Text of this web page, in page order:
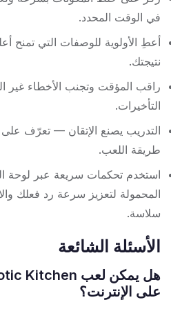
في الوقت المحدد.
أعطِ الأولوية للوصفات التي تمنح
نتيجتك.
راقب المؤقت وتجنب الأخطاء غير
التأخيرات.
التدريب يصنع الإتقان — تعرّف
طريقة اللعب.
استخدم تحكمات سريعة عبر لوحة
المحمولة لتعزيز سرعة رد فعلك
سلاسة.
الأسئلة الشائعة
على الإنترنت؟